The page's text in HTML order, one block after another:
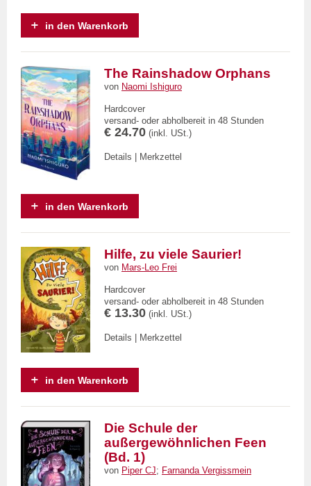
in den Warenkorb
The Rainshadow Orphans
von Naomi Ishiguro
Hardcover
versand- oder abholbereit in 48 Stunden
€ 24.70 (inkl. USt.)
Details | Merkzettel
in den Warenkorb
Hilfe, zu viele Saurier!
von Mars-Leo Frei
Hardcover
versand- oder abholbereit in 48 Stunden
€ 13.30 (inkl. USt.)
Details | Merkzettel
in den Warenkorb
Die Schule der
außergewöhnlichen Feen
(Bd. 1)
von Piper CJ; Farnanda Vergissmein